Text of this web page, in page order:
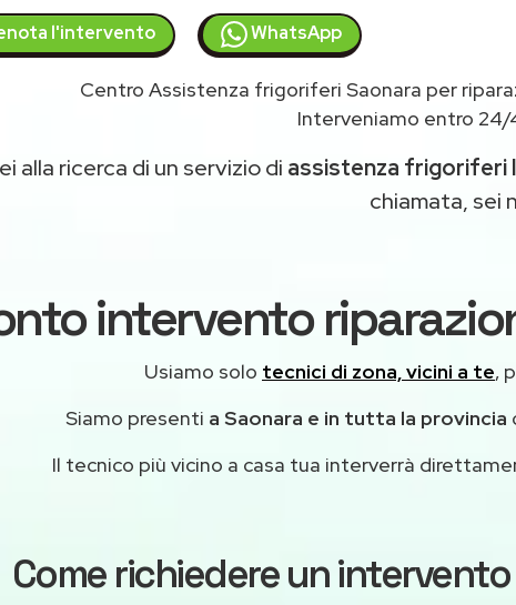
l'intervento WhatsApp
Centro Assistenza frigoriferi Saonara per
Interveniamo entro 24/
alla ricerca di un servizio di assistenza frigoriferi
chiamata, sei
intervento
Usiamo solo tecnici di zona, vicini a te,
Siamo presenti a Saonara e in tutta la provincia
Il tecnico più vicino a casa tua interverrà
Come richiedere un